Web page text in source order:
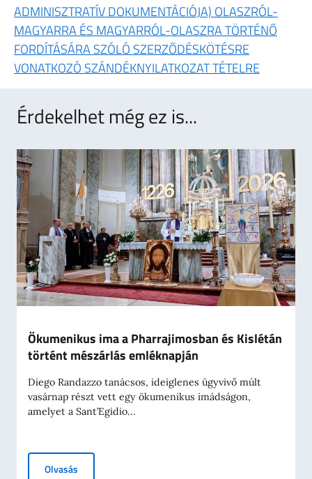
ADMINISZTRATÍV DOKUMENTÁCIÓJA) OLASZRÓL-
MAGYARRA ÉS MAGYARRÓL-OLASZRA TÖRTÉNŐ
FORDÍTÁSÁRA SZÓLÓ SZERZŐDÉSKÖTÉSRE
VONATKOZÓ SZÁNDÉKNYILATKOZAT TÉTELRE
Érdekelhet még ez is...
Ökumenikus ima a Pharrajimosban és Kislétán
történt mészárlás emléknapján
Diego Randazzo tanácsos, ideiglenes ügyvivő múlt
vasárnap részt vett egy ökumenikus imádságon,
amelyet a Sant’Egidio...
Olvasás